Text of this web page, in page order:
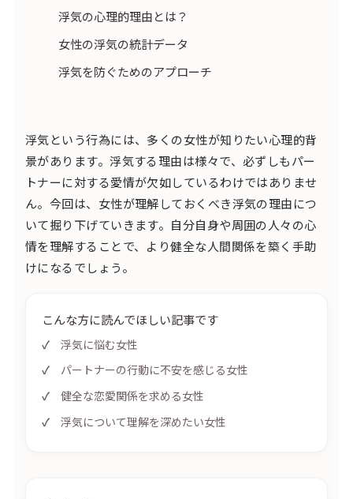
浮気の心理的理由とは？
女性の浮気の統計データ
浮気を防ぐためのアプローチ
浮気という行為には、多くの女性が知りたい心理的背
景があります。浮気する理由は様々で、必ずしもパー
トナーに対する愛情が欠如しているわけではありませ
ん。今回は、女性が理解しておくべき浮気の理由につ
いて掘り下げていきます。自分自身や周囲の人々の心
情を理解することで、より健全な人間関係を築く手助
けになるでしょう。
こんな方に読んでほしい記事です
浮気に悩む女性
パートナーの行動に不安を感じる女性
健全な恋愛関係を求める女性
浮気について理解を深めたい女性